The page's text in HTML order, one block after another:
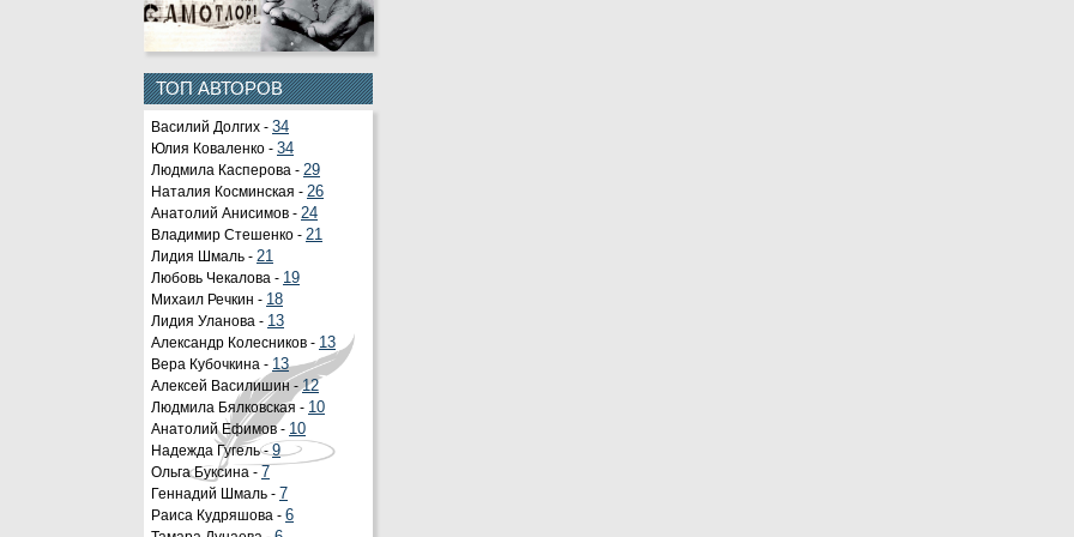
ТОП АВТОРОВ
Василий Долгих - 34
Юлия Коваленко - 34
Людмила Касперова - 29
Наталия Косминская - 26
Анатолий Анисимов - 24
Владимир Стешенко - 21
Лидия Шмаль - 21
Любовь Чекалова - 19
Михаил Речкин - 18
Лидия Уланова - 13
Александр Колесников - 13
Вера Кубочкина - 13
Алексей Василишин -12
Людмила Бялковская - 10
Анатолий Ефимов - 10
Надежда Гугель -9
Ольга Буксина - 7
Геннадий Шмаль - 7
Раиса Кудряшова - 6